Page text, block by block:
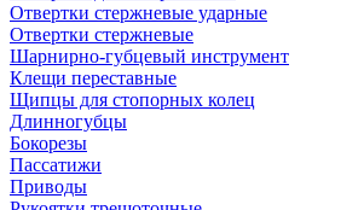
Отвертки стержневые ударные
Отвертки стержневые
Шарнирно-губцевый инструмент
Клещи переставные
Щипцы для стопорных колец
Длинногубцы
Бокорезы
Пассатижи
Приводы